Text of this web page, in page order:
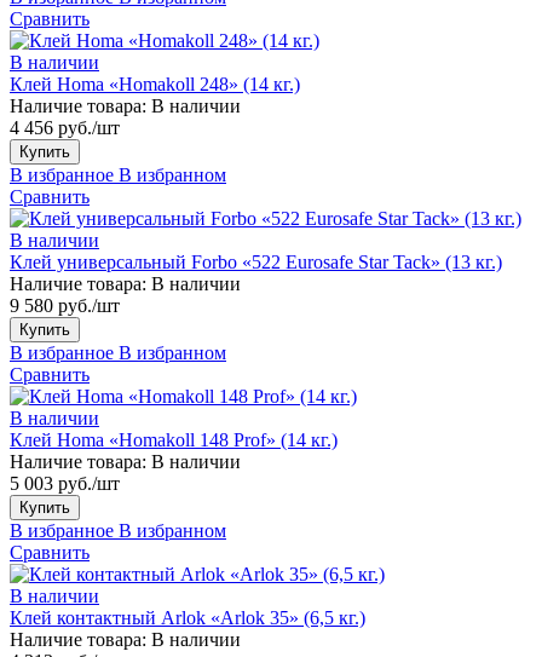
Сравнить
В наличии
Клей Homa «Homakoll 248» (14 кг.)
Наличие товара: В наличии
4 456 руб./шт
Купить
В избранное В избранном
Сравнить
В наличии
Клей универсальный Forbo «522 Eurosafe Star Tack» (13 кг.)
Наличие товара: В наличии
9 580 руб./шт
Купить
В избранное В избранном
Сравнить
В наличии
Клей Homa «Homakoll 148 Prof» (14 кг.)
Наличие товара: В наличии
5 003 руб./шт
Купить
В избранное В избранном
Сравнить
В наличии
Клей контактный Arlok «Arlok 35» (6,5 кг.)
Наличие товара: В наличии